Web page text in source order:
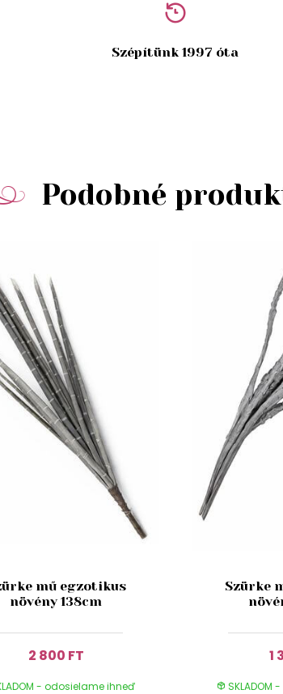
Szépítünk 1997 óta
Podobné
mű egzotikus
növény 138cm
2 800 FT
- odosielame ihneď
Szürke
1